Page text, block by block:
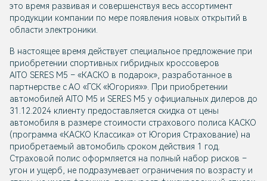
это время развивая и совершенствуя весь ассортимент
продукции компании по мере появления новых открытий в
области электроники.
В настоящее время действует специальное предложение при
приобретении спортивных гибридных кроссоверов
AITO SERES M5 – «КАСКО в подарок», разработанное в
партнерстве с АО «ГСК «Югория»». При приобретении
автомобилей AITO M5 и SERES M5 у официальных дилеров до
31.12.2024 клиенту предоставляется скидка от цены
автомобиля в размере стоимости страхового полиса КАСКО
(программа «КАСКО Классика» от Югория Страхование) на
приобретаемый автомобиль сроком действия 1 год.
Страховой полис оформляется на полный набор рисков –
угон и ущерб, не подразумевает ограничения по возрасту и